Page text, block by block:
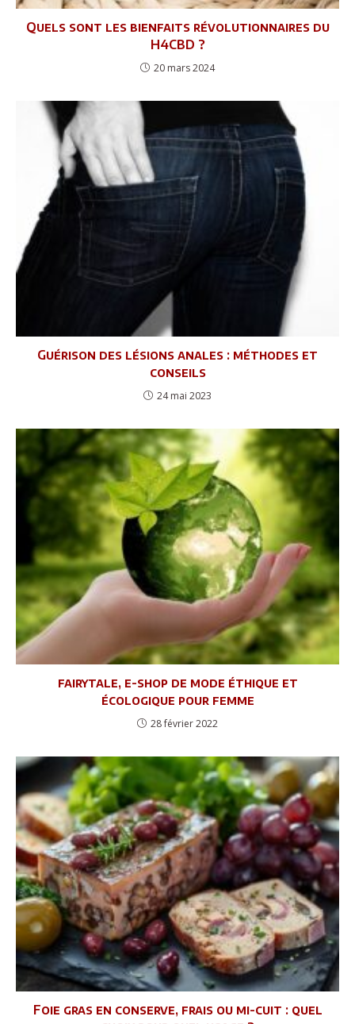
Quels sont les bienfaits révolutionnaires du
H4CBD ?
20 mars 2024
Guérison des lésions anales : méthodes et
conseils
24 mai 2023
fairytale, e-shop de mode éthique et
écologique pour femme
28 février 2022
Foie gras en conserve, frais ou mi-cuit : quel